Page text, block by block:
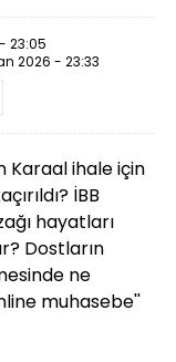
23:05
2026 - 23:33
Karaal ihale için
İBB
hayatları
Dostların
ne
muhasebe''